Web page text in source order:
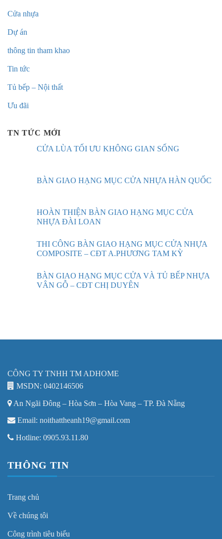
Cửa nhựa
Dự án
thông tin tham khao
Tin tức
Tủ bếp – Nội thất
Ưu đãi
TN TỨC MỚI
CỬA LÙA TỐI ƯU KHÔNG GIAN SỐNG
BÀN GIAO HẠNG MỤC CỬA NHỰA HÀN QUỐC
HOÀN THIỆN BÀN GIAO HẠNG MỤC CỬA
NHỰA ĐÀI LOAN
THI CÔNG BÀN GIAO HẠNG MỤC CỬA NHỰA
COMPOSITE – CĐT A.PHƯƠNG TAM KỲ
BÀN GIAO HẠNG MỤC CỬA VÀ TỦ BẾP NHỰA
VÂN GỖ – CĐT CHỊ DUYÊN
CÔNG TY TNHH TM ADHOME
MSDN: 0402146506
An Ngãi Đông – Hòa Sơn – Hòa Vang – TP. Đà Nẵng
Email: noithattheanh19@gmail.com
Hotline: 0905.93.11.80
THÔNG TIN
Trang chủ
Về chúng tôi
Công trình tiêu biểu